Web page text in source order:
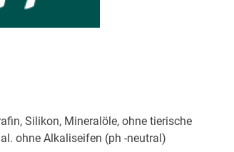
Silikon, Mineralöle, ohne tierische
ohne Alkaliseifen (ph -neutral)